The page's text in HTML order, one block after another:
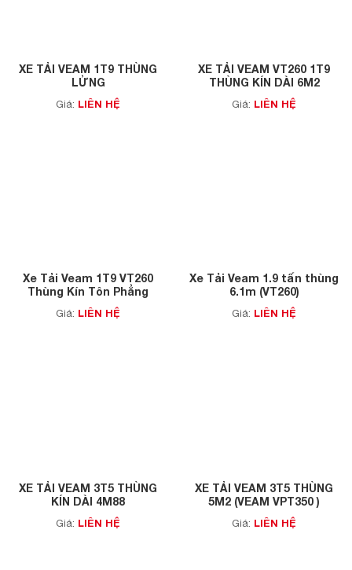
XE TẢI VEAM 1T9 THÙNG
LỬNG
Giá: LIÊN HỆ
XE TẢI VEAM VT260 1T9
THÙNG KÍN DÀI 6M2
Giá: LIÊN HỆ
Xe Tải Veam 1T9 VT260
Thùng Kín Tôn Phẳng
Giá: LIÊN HỆ
Xe Tải Veam 1.9 tấn thùng
6.1m (VT260)
Giá: LIÊN HỆ
XE TẢI VEAM 3T5 THÙNG
KÍN DÀI 4M88
Giá: LIÊN HỆ
XE TẢI VEAM 3T5 THÙNG
5M2 (VEAM VPT350 )
Giá: LIÊN HỆ